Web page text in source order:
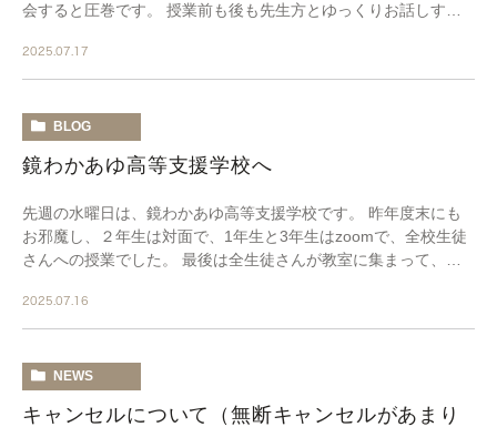
会すると圧巻です。 授業前も後も先生方とゆっくりお話しする
2025.07.17
BLOG
鏡わかあゆ高等支援学校へ
先週の水曜日は、鏡わかあゆ高等支援学校です。 昨年度末にも
お邪魔し、２年生は対面で、1年生と3年生はzoomで、全校生徒
さんへの授業でした。 最後は全生徒さんが教室に集まって、デ
2025.07.16
NEWS
キャンセルについて（無断キャンセルがあまり